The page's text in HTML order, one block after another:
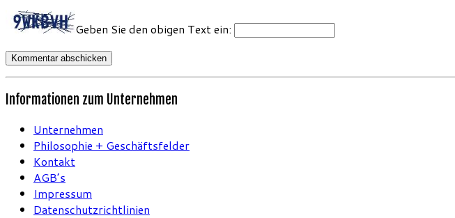
Geben Sie den obigen Text ein:
Informationen zum Unternehmen
Unternehmen
Philosophie + Geschäftsfelder
Kontakt
AGB’s
Impressum
Datenschutzrichtlinien